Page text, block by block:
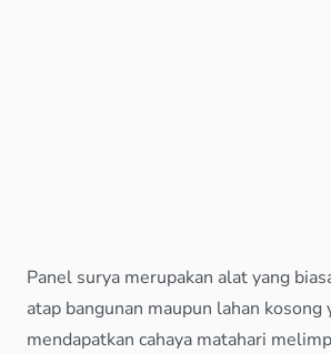
Panel surya merupakan alat yang
atap bangunan maupun lahan kosong
mendapatkan cahaya matahari